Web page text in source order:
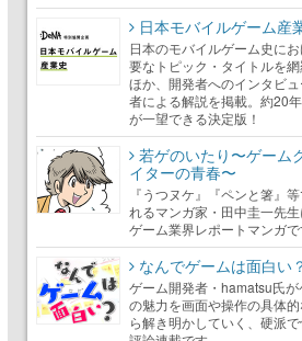
日本モバイルゲーム産
日本のモバイルゲーム史に
要なトピック・タイトルを
ほか、開発者へのインタビ
者による解説を掲載。約20
が一望できる決定版！
若ゲのいたり〜ゲーム
イターの青春〜
『うつヌケ』『ペンと箸』
れるマンガ家・田中圭一先
ゲーム業界レポートマンガで
なんでゲームは面白い
ゲーム開発者・hamatsu氏が
の魅力を画面や操作の具体
ら解き明かしていく、硬派